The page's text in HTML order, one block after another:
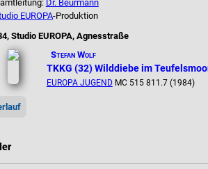
Dr. Beurmann
EUROPA-Produktion
Studio EUROPA, Agnesstraße
Stefan Wolf
TKKG (32) Wilddiebe im
EUROPA JUGENDMC 515 811.7 (1984)